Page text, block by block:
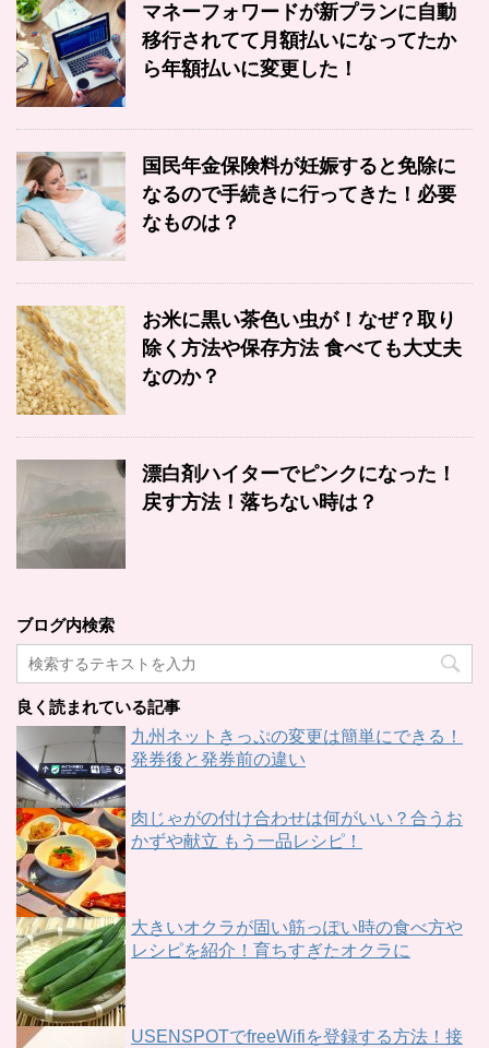
マネーフォワードが新プランに自動
移行されてて月額払いになってたか
ら年額払いに変更した！
国民年金保険料が妊娠すると免除に
なるので手続きに行ってきた！必要
なものは？
お米に黒い茶色い虫が！なぜ？取り
除く方法や保存方法 食べても大丈夫
なのか？
漂白剤ハイターでピンクになった！
戻す方法！落ちない時は？
ブログ内検索
良く読まれている記事
九州ネットきっぷの変更は簡単にできる！
発券後と発券前の違い
肉じゃがの付け合わせは何がいい？合うお
かずや献立 もう一品レシピ！
大きいオクラが固い筋っぽい時の食べ方や
レシピを紹介！育ちすぎたオクラに
USENSPOTでfreeWifiを登録する方法！接